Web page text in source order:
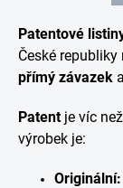
Patentové
České
přímý závazek
Patentje víc
výrobek je:
Originální: